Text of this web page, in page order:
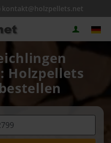
kontakt@holzpellets.net
Holzpellets